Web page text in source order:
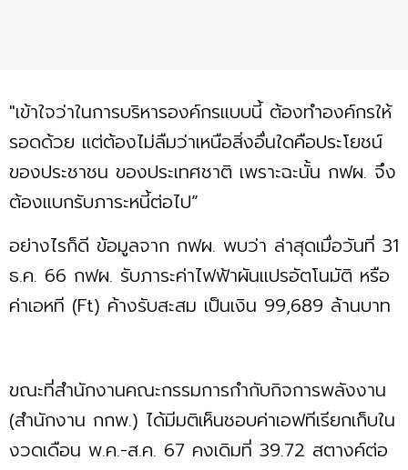
"เข้าใจว่าในการบริหารองค์กรแบบนี้ ต้องทำองค์กรให้
รอดด้วย แต่ต้องไม่ลืมว่าเหนือสิ่งอื่นใดคือประโยชน์
ของประชาชน ของประเทศชาติ เพราะฉะนั้น กฟผ. จึง
ต้องแบกรับภาระหนี้ต่อไป”
อย่างไรก็ดี ข้อมูลจาก กฟผ. พบว่า ล่าสุดเมื่อวันที่ 31
ธ.ค. 66 กฟผ. รับภาระค่าไฟฟ้าผันแปรอัตโนมัติ หรือ
ค่าเอหที (Ft) ค้างรับสะสม เป็นเงิน 99,689 ล้านบาท
ขณะที่สำนักงานคณะกรรมการกำกับกิจการพลังงาน
(สำนักงาน กกพ.) ได้มีมติเห็นชอบค่าเอฟทีเรียกเก็บใน
งวดเดือน พ.ค.-ส.ค. 67 คงเดิมที่ 39.72 สตางค์ต่อ